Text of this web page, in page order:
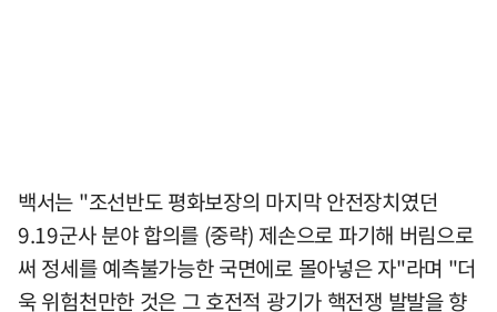
백서는 "조선반도 평화보장의 마지막 안전장치였던
9.19군사 분야 합의를 (중략) 제손으로 파기해 버림으로
써 정세를 예측불가능한 국면에로 몰아넣은 자"라며 "더
욱 위험천만한 것은 그 호전적 광기가 핵전쟁 발발을 향